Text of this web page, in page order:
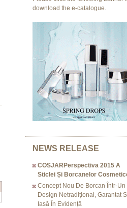
download the e-catalogue.
NEWS RELEASE
COSJARPerspectiva 2015 A
Sticlei Și Borcanelor
Concept Nou De Borcan Într-Un
Design Netradițional, Garantat
Iasă În Evidență